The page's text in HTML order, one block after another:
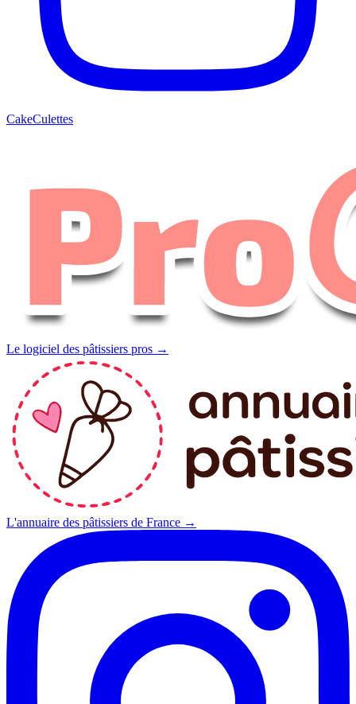
CakeCulettes
Le logiciel des pâtissiers pros →
L'annuaire des pâtissiers de France →